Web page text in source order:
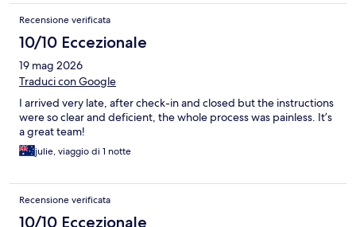
Recensione verificata
10/10 Eccezionale
19 mag 2026
Traduci con Google
I arrived very late, after check-in and closed but the instructions
were so clear and deficient, the whole process was painless. It’s
a great team!
julie, viaggio di 1 notte
Recensione verificata
10/10 Eccezionale